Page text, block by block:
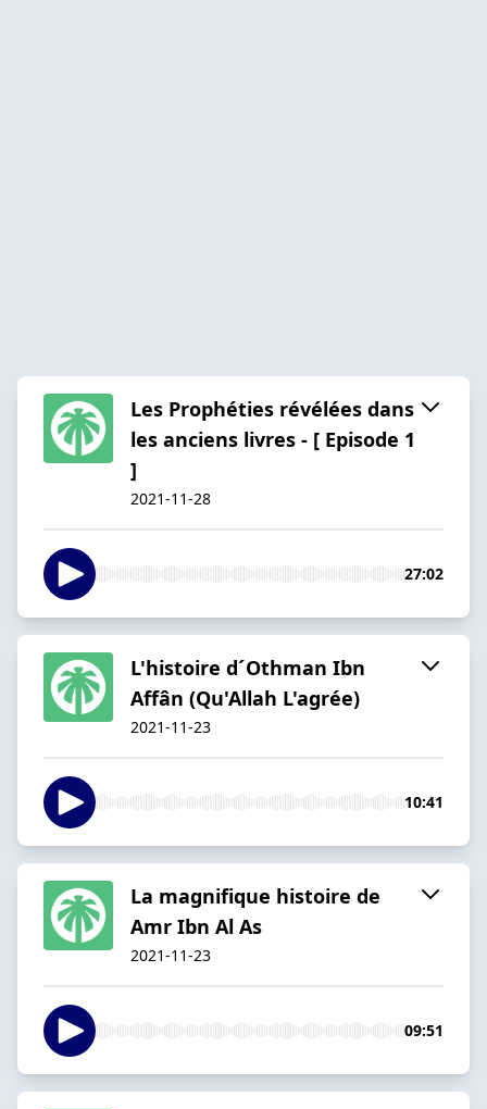
Les Prophéties révélées dans
les anciens livres - [ Episode 1
]
2021-11-28
27:02
L'histoire d´Othman Ibn
Affân (Qu'Allah L'agrée)
2021-11-23
10:41
La magnifique histoire de
Amr Ibn Al As
2021-11-23
09:51